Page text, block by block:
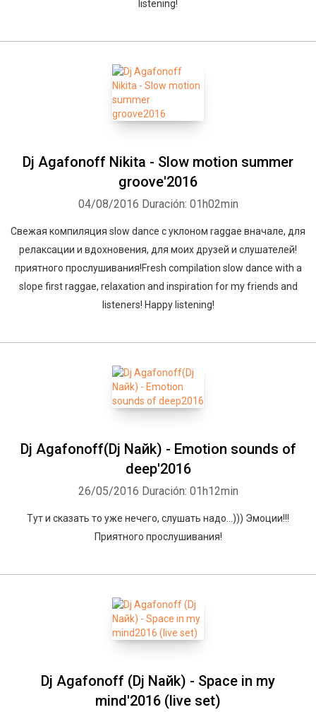
listening!
Dj Agafonoff Nikita - Slow motion summer
groove'2016
04/08/2016 Duración: 01h02min
Свежая компиляция slow dance с уклоном raggae вначале, для
релаксации и вдохновения, для моих друзей и слушателей!
приятного прослушивания!Fresh compilation slow dance with a
slope first raggae, relaxation and inspiration for my friends and
listeners! Happy listening!
Dj Agafonoff(Dj Naйk) - Emotion sounds of
deep'2016
26/05/2016 Duración: 01h12min
Тут и сказать то уже нечего, слушать надо...))) Эмоции!!!
Приятного прослушивания!
Dj Agafonoff (Dj Naйk) - Space in my
mind'2016 (live set)